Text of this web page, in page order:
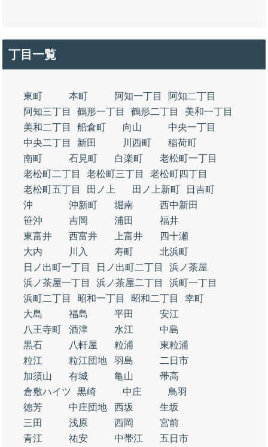
丁目一覧
東町 本町 阿知一丁目
阿知二丁目
阿知三丁目
鶴形一丁目 鶴形二丁目
美和一丁目
美和二丁目
船倉町 向山
中央一丁目
中央二丁目
新田 川西町
稲荷町
南町
石見町 白楽町
老松町一丁目
老松町二丁目
老松町三丁目
老松町四丁目
老松町五丁目
田ノ上 田ノ上新町
日吉町
沖
沖新町 堀南
西中新田
笹沖
吉岡 浦田
福井
東富井
西富井 上富井
四十瀬
大内
川入 寿町
北浜町
日ノ出町一丁目
日ノ出町二丁目
浜ノ茶屋
浜ノ茶屋一丁目
浜ノ茶屋二丁目
浜町一丁目
浜町二丁目
昭和一丁目 昭和二丁目
幸町
大島
福島 平田
安江
八王寺町
酒津 水江
中島
黒石
八軒屋 粒浦
東粒浦
粒江
粒江団地 羽島
二日市
加須山
有城 亀山
帯高
倉敷ハイツ
黒崎 中庄
鳥羽
徳芳
中庄団地 西坂
生坂
三田
浅原 西岡
宮前
青江
祐安 中帯江
五日市